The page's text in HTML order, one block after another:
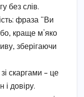
без слів.
фраза “Ви
краще м’яко
зберігаючи
зі скаргами – це
і довіру.